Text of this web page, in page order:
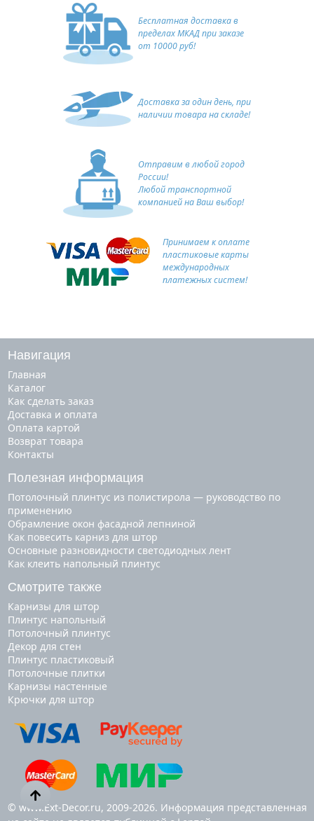
Бесплатная доставка в
пределах МКАД при заказе
от 10000 руб!
Доставка за один день, при
наличии товара на складе!
Отправим в любой город
России!
Любой транспортной
компанией на Ваш выбор!
Принимаем к оплате
пластиковые карты
международных
платежных систем!
Навигация
Главная
Каталог
Как сделать заказ
Доставка и оплата
Оплата картой
Возврат товара
Контакты
Полезная информация
Потолочный плинтус из полистирола — руководство по
применению
Обрамление окон фасадной лепниной
Как повесить карниз для штор
Основные разновидности светодиодных лент
Как клеить напольный плинтус
Смотрите также
карнизы для штор
плинтус напольный
потолочный плинтус
декор для стен
плинтус пластиковый
потолочные плитки
карнизы настенные
крючки для штор
© www.Ext-Decor.ru, 2009-2026. Информация представленная